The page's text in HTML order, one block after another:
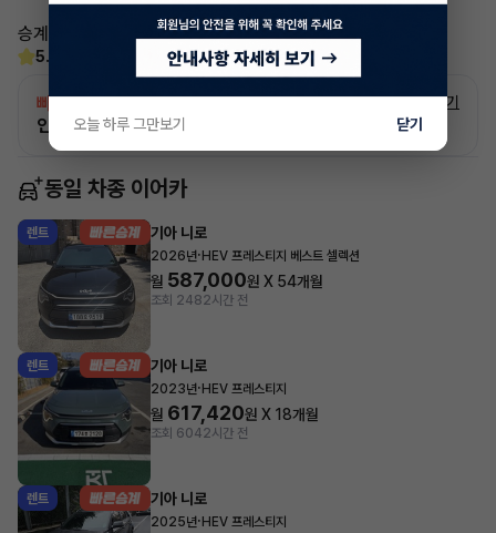
승계하시면서 불편한점 없도록 깔끔하게 진행드리겠습니다!
5.0
빠른승계서비스
인증 차량으로 승계하는 이유?
자세히 보기
동일 차종 이어카
렌트 기아 니로
2026년· HEV 프레스티지 베스트 셀렉션
월 587,000원 X 54개월
조회 2482시간 전
렌트 기아 니로
2023년· HEV 프레스티지
월 617,420원 X 18개월
조회 6042시간 전
렌트 기아 니로
2025년· HEV 프레스티지
오늘 하루 그만보기 닫기